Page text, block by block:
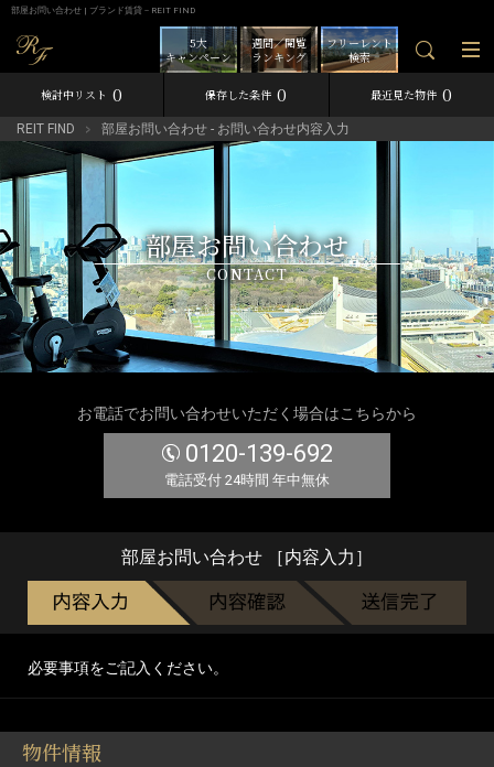
部屋お問い合わせ | ブランド賃貸－REIT FIND
フリーレント
検索
週間／閲覧
ランキング
5大
キャンペーン
検討中リスト 0 保存した条件 0 最近見た物件 0
REIT FIND 部屋お問い合わせ - お問い合わせ内容入力
部屋お問い合わせ
CONTACT
お電話でお問い合わせいただく場合はこちらから
0120-139-692
電話受付 24時間 年中無休
部屋お問い合わせ ［内容入力］
必要事項をご記入ください。
物件情報